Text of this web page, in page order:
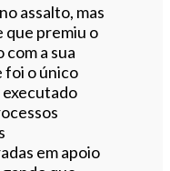
assalto, mas
que premiu o
com a sua
foi o único
em apoio